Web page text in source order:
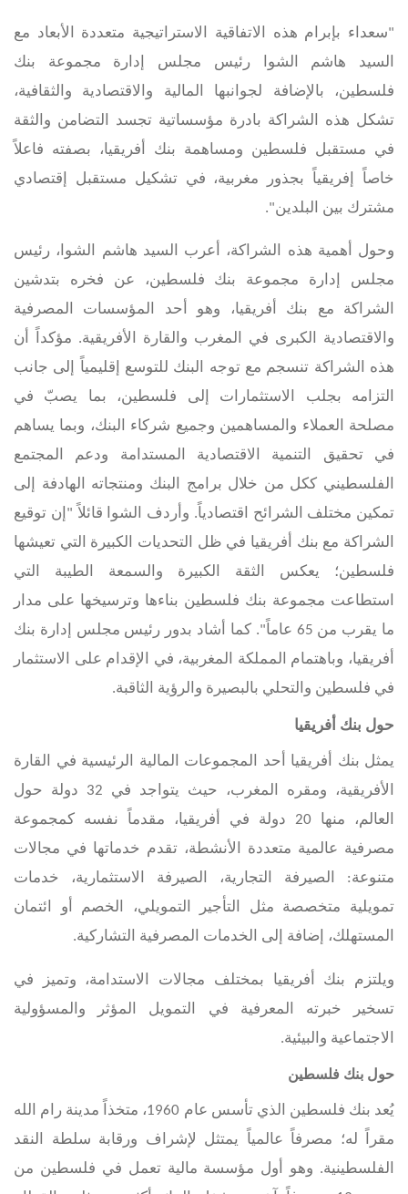
"سعداء بإبرام هذه الاتفاقية الاستراتيجية متعددة الأبعاد مع
السيد هاشم الشوا رئيس مجلس إدارة مجموعة بنك
فلسطين، بالإضافة لجوانبها المالية والاقتصادية والثقافية،
تشكل هذه الشراكة بادرة مؤسساتية تجسد التضامن والثقة
في مستقبل فلسطين ومساهمة بنك أفريقيا، بصفته فاعلاً
خاصاً إفريقياً بجذور مغربية، في تشكيل مستقبل إقتصادي
مشترك بين البلدين".
وحول أهمية هذه الشراكة، أعرب السيد هاشم الشوا، رئيس
مجلس إدارة مجموعة بنك فلسطين، عن فخره بتدشين
الشراكة مع بنك أفريقيا، وهو أحد المؤسسات المصرفية
والاقتصادية الكبرى في المغرب والقارة الأفريقية. مؤكداً أن
هذه الشراكة تنسجم مع توجه البنك للتوسع إقليمياً إلى جانب
التزامه بجلب الاستثمارات إلى فلسطين، بما يصبّ في
مصلحة العملاء والمساهمين وجميع شركاء البنك، وبما يساهم
في تحقيق التنمية الاقتصادية المستدامة ودعم المجتمع
الفلسطيني ككل من خلال برامج البنك ومنتجاته الهادفة إلى
تمكين مختلف الشرائح اقتصادياً. وأردف الشوا قائلاً "إن توقيع
الشراكة مع بنك أفريقيا في ظل التحديات الكبيرة التي تعيشها
فلسطين؛ يعكس الثقة الكبيرة والسمعة الطيبة التي
استطاعت مجموعة بنك فلسطين بناءها وترسيخها على مدار
ما يقرب من 65 عاماً". كما أشاد بدور رئيس مجلس إدارة بنك
أفريقيا، وباهتمام المملكة المغربية، في الإقدام على الاستثمار
في فلسطين والتحلي بالبصيرة والرؤية الثاقبة.
حول بنك أفريقيا
يمثل بنك أفريقيا أحد المجموعات المالية الرئيسية في القارة
الأفريقية، ومقره المغرب، حيث يتواجد في 32 دولة حول
العالم، منها 20 دولة في أفريقيا، مقدماً نفسه كمجموعة
مصرفية عالمية متعددة الأنشطة، تقدم خدماتها في مجالات
متنوعة: الصيرفة التجارية، الصيرفة الاستثمارية، خدمات
تمويلية متخصصة مثل التأجير التمويلي، الخصم أو ائتمان
المستهلك، إضافة إلى الخدمات المصرفية التشاركية.
ويلتزم بنك أفريقيا بمختلف مجالات الاستدامة، وتميز في
تسخير خبرته المعرفية في التمويل المؤثر والمسؤولية
الاجتماعية والبيئية.
حول بنك فلسطين
يُعد بنك فلسطين الذي تأسس عام 1960، متخذاً مدينة رام الله
مقراً له؛ مصرفاً عالمياً يمتثل لإشراف ورقابة سلطة النقد
الفلسطينية. وهو أول مؤسسة مالية تعمل في فلسطين من